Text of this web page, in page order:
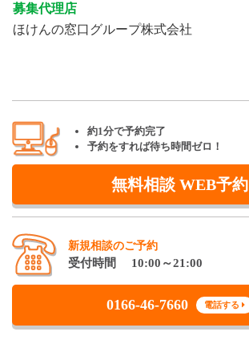
募集代理店
ほけんの窓口グループ株式会社
約1分で予約完了
予約をすれば待ち時間ゼロ！
無料相談 WEB予約
新規相談のご予約
受付時間 10:00～21:00
0166-46-7660 電話する